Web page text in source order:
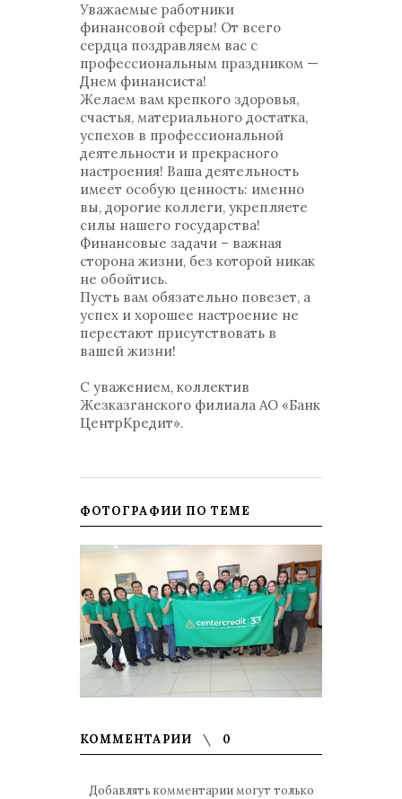
Уважаемые работники
финансовой сферы! От всего
сердца поздравляем вас с
профессиональным праздником —
Днем финансиста!
Желаем вам крепкого здоровья,
счастья, материального достатка,
успехов в профессиональной
деятельности и прекрасного
настроения! Ваша деятельность
имеет особую ценность: именно
вы, дорогие коллеги, укрепляете
силы нашего государства!
Финансовые задачи – важная
сторона жизни, без которой никак
не обойтись.
Пусть вам обязательно повезет, а
успех и хорошее настроение не
перестают присутствовать в
вашей жизни!
С уважением, коллектив
Жезказганского филиала АО «Банк
ЦентрКредит».
ФОТОГРАФИИ ПО ТЕМЕ
КОММЕНТАРИИ 0
Добавлять комментарии могут только